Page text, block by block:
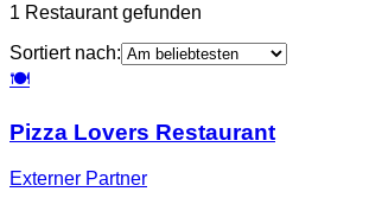
1 Restaurantgefunden
Sortiert nach:
🍽️
Pizza Lovers Restaurant
Externer Partner